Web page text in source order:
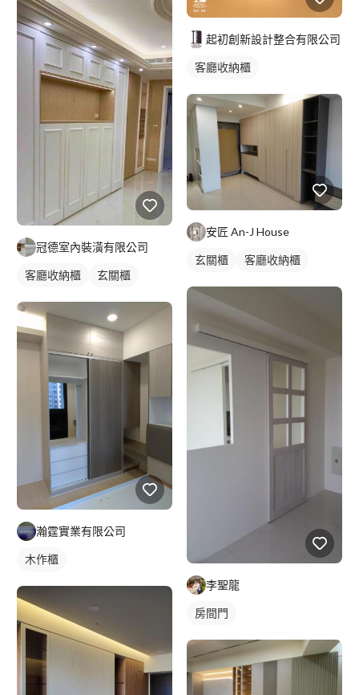
冠德室內裝潢有限公司
客廳收納櫃 玄關櫃
瀚霆實業有限公司
木作櫃
起初創新設計整合有限公司
客廳收納櫃
安匠 An-J House
玄關櫃 客廳收納櫃
李聖龍
房間門